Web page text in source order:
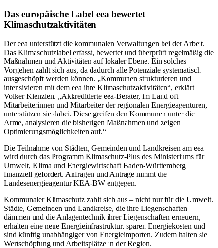
Das europäische Label eea bewertet
Klimaschutzaktivitäten
Der eea unterstützt die kommunalen Verwaltungen bei der Arbeit.
Das Klimaschutzlabel erfasst, bewertet und überprüft regelmäßig die
Maßnahmen und Aktivitäten auf lokaler Ebene. Ein solches
Vorgehen zahlt sich aus, da dadurch alle Potenziale systematisch
ausgeschöpft werden können. „Kommunen strukturieren und
intensivieren mit dem eea ihre Klimaschutzaktivitäten“, erklärt
Volker Kienzlen. „Akkreditierte eea-Berater, im Land oft
Mitarbeiterinnen und Mitarbeiter der regionalen Energieagenturen,
unterstützen sie dabei. Diese greifen den Kommunen unter die
Arme, analysieren die bisherigen Maßnahmen und zeigen
Optimierungsmöglichkeiten auf.“
Die Teilnahme von Städten, Gemeinden und Landkreisen am eea
wird durch das Programm Klimaschutz-Plus des Ministeriums für
Umwelt, Klima und Energiewirtschaft Baden-Württemberg
finanziell gefördert. Anfragen und Anträge nimmt die
Landesenergieagentur KEA-BW entgegen.
Kommunaler Klimaschutz zahlt sich aus – nicht nur für die Umwelt.
Städte, Gemeinden und Landkreise, die ihre Liegenschaften
dämmen und die Anlagentechnik ihrer Liegenschaften erneuern,
erhalten eine neue Energieinfrastruktur, sparen Energiekosten und
sind künftig unabhängiger von Energieimporten. Zudem halten sie
Wertschöpfung und Arbeitsplätze in der Region.